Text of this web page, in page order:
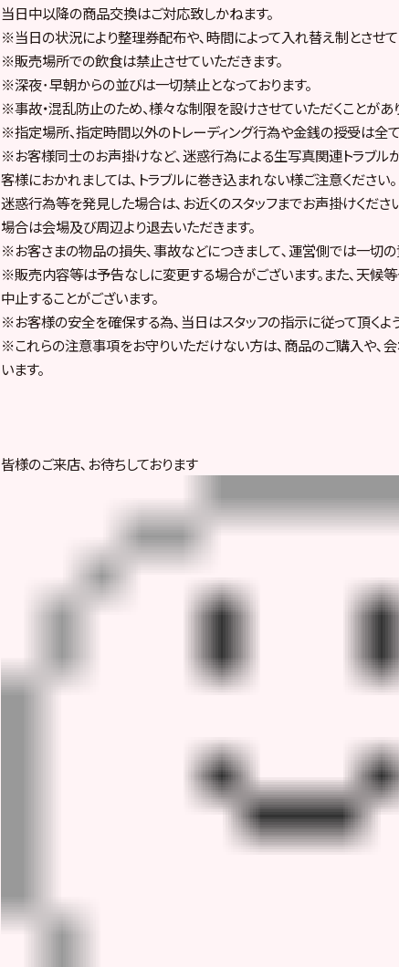
当日中以降の商品交換はご対応致しかねます。
※当日の状況により整理券配布や､時間によって入れ替え制とさせて
※販売場所での飲食は禁止させていただきます。
※深夜･早朝からの並びは一切禁止となっております。
※事故・混乱防止のため、様々な制限を設けさせていただくことがあ
※指定場所、指定時間以外のトレーディング行為や金銭の授受は全
※お客様同士のお声掛けなど､迷惑行為による生写真関連トラブルが
客様におかれましては､トラブルに巻き込まれない様ご注意ください。
迷惑行為等を発見した場合は､お近くのスタッフまでお声掛けくだ
場合は会場及び周辺より退去いただきます。
※お客さまの物品の損失､事故などにつきまして､運営側では一切の
※販売内容等は予告なしに変更する場合がございます。また､天候
中止することがございます。
※お客様の安全を確保する為､当日はスタッフの指示に従って頂くよ
※これらの注意事項をお守りいただけない方は､商品のご購入や､
います。
皆様のご来店､お待ちしております